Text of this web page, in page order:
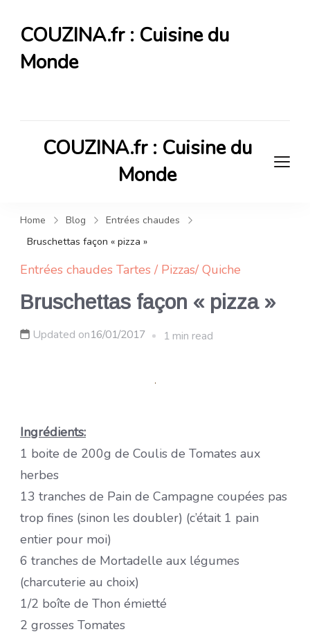
COUZINA.fr : Cuisine du
Monde
COUZINA.fr : Cuisine du
Monde
Home Blog
Entrées chaudes
Bruschettas façon « pizza »
Entrées chaudes Tartes / Pizzas/ Quiche
Bruschettas façon « pizza »
Updated on16/01/2017 1 min read
Ingrédients:
1 boite de 200g de Coulis de Tomates aux
herbes
13 tranches de Pain de Campagne coupées pas
trop fines (sinon les doubler) (c’était 1 pain
entier pour moi)
6 tranches de Mortadelle aux légumes
(charcuterie au choix)
1/2 boîte de Thon émietté
2 grosses Tomates